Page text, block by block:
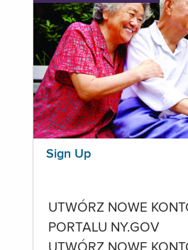
Sign Up
UTWÓRZ NOWE
PORTALU NY.GOV